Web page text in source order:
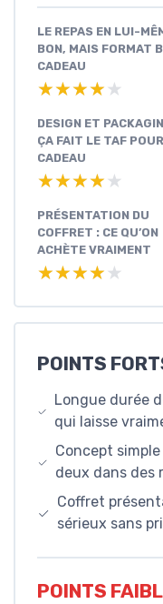
LE REPAS EN LUI-
BON, MAIS FORMAT
CADEAU
★★★★★
★★★★★
DESIGN ET
ÇA FAIT LE TAF
CADEAU
★★★★★
★★★★★
PRÉSENTATION DU
COFFRET : CE QU’ON
ACHÈTE VRAIMENT
★★★★★
★★★★★
POINTS
Longue durée
qui laisse
Concept
deux dans des
Coffret
sérieux sans
POINTS